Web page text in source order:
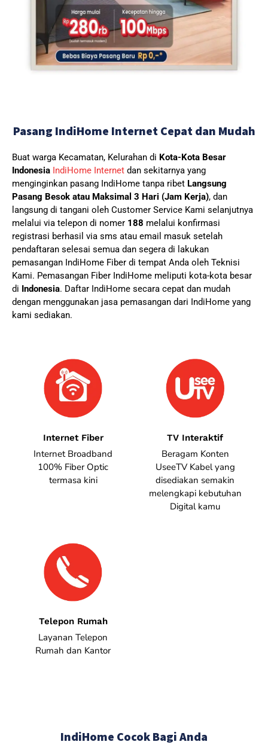
Pasang IndiHome Internet Cepat dan Mudah
Buat warga Kecamatan, Kelurahan di Kota-Kota Besar
Indonesia IndiHome Internet dan sekitarnya yang
menginginkan pasang IndiHome tanpa ribet Langsung
Pasang Besok atau Maksimal 3 Hari (Jam Kerja), dan
langsung di tangani oleh Customer Service Kami selanjutnya
melalui via telepon di nomer 188 melalui konfirmasi
registrasi berhasil via sms atau email masuk setelah
pendaftaran selesai semua dan segera di lakukan
pemasangan IndiHome Fiber di tempat Anda oleh Teknisi
Kami. Pemasangan Fiber IndiHome meliputi kota-kota besar
di Indonesia. Daftar IndiHome secara cepat dan mudah
dengan menggunakan jasa pemasangan dari IndiHome yang
kami sediakan.
Internet Fiber
Internet Broadband
100% Fiber Optic
termasa kini
TV Interaktif
Beragam Konten
UseeTV Kabel yang
disediakan semakin
melengkapi kebutuhan
Digital kamu
Telepon Rumah
Layanan Telepon
Rumah dan Kantor
IndiHome Cocok Bagi Anda